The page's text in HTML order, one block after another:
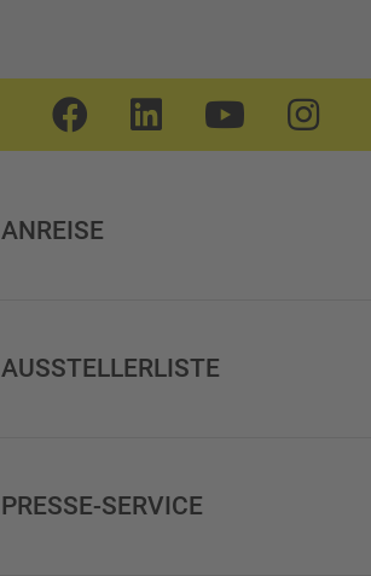
ANREISE
AUSSTELLERLISTE
PRESSE-SERVICE